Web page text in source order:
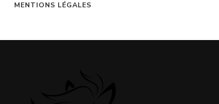
MENTIONS LÉGALES